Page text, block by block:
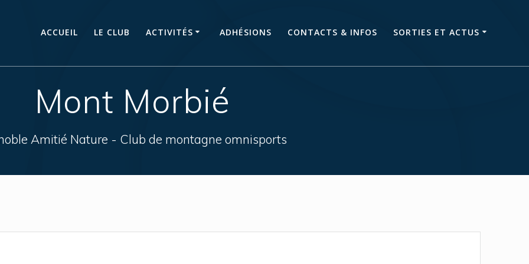
ACCUEIL LE CLUB ACTIVITÉS ADHÉSIONS CONTACTS & INFOS SORTIES ET ACTUS
Mont Morbié
Amitié Nature - Club de montagne omnisports